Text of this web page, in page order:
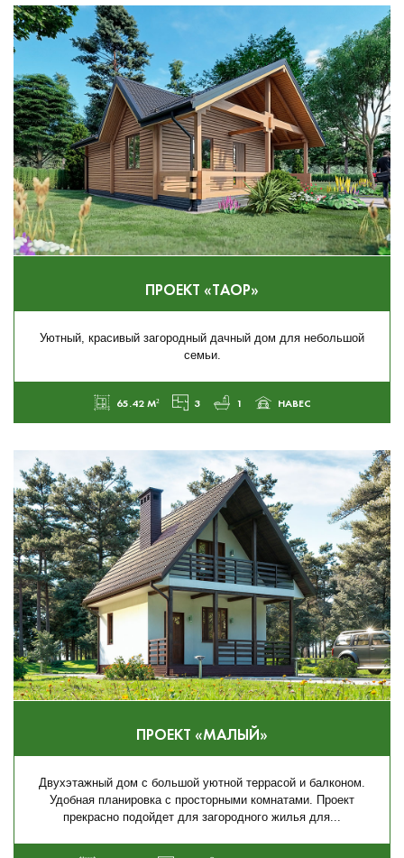
ПРОЕКТ «ТАОР»
Уютный, красивый загородный дачный дом для небольшой
семьи.
65.42 М² 3 1 НАВЕС
ПРОЕКТ «МАЛЫЙ»
Двухэтажный дом с большой уютной террасой и балконом.
Удобная планировка с просторными комнатами. Проект
прекрасно подойдет для загородного жилья для...